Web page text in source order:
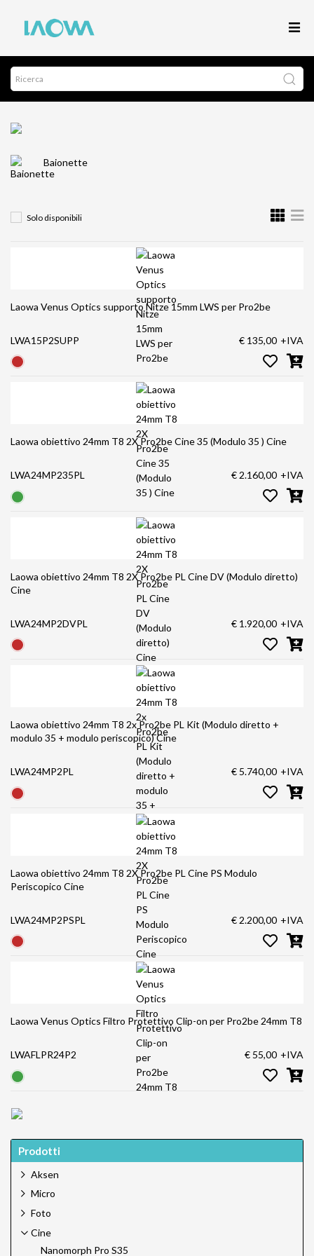
Baionette
Solo disponibili
Laowa Venus Optics supporto Nitze 15mm LWS per Pro2be
LWA15P2SUPP € 135,00 +IVA
Laowa obiettivo 24mm T8 2X Pro2be Cine 35 (Modulo 35 ) Cine
LWA24MP235PL € 2.160,00 +IVA
Laowa obiettivo 24mm T8 2X Pro2be PL Cine DV (Modulo diretto)
Cine
LWA24MP2DVPL € 1.920,00 +IVA
Laowa obiettivo 24mm T8 2x Pro2be PL Kit (Modulo diretto +
modulo 35 + modulo periscopico) Cine
LWA24MP2PL € 5.740,00 +IVA
Laowa obiettivo 24mm T8 2X Pro2be PL Cine PS Modulo
Periscopico Cine
LWA24MP2PSPL € 2.200,00 +IVA
Laowa Venus Optics Filtro Protettivo Clip-on per Pro2be 24mm T8
LWAFLPR24P2 € 55,00 +IVA
Prodotti
Aksen
Micro
Foto
Cine
Nanomorph Pro S35